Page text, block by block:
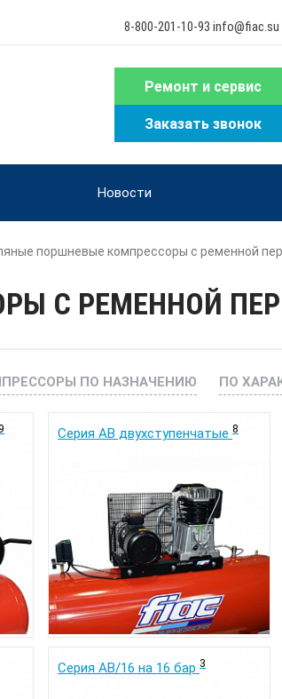
8-800-201-10-93 info@fiac.su
Ремонт и сервис
Заказать звонок
Новости
поршневые компрессоры с ременной
С РЕМЕННОЙ
ПО НАЗНАЧЕНИЮ ПО
9 Серия АВ двухступенчатые8
Серия АВ/16 на 16 бар3